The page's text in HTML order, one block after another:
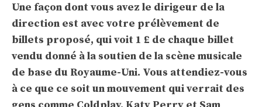
Une façon dont vous avez le dirigeur de la
direction est avec votre prélèvement de
billets proposé, qui voit 1 £ de chaque billet
vendu donné à la soutien de la scène musicale
de base du Royaume-Uni. Vous attendiez-vous
à ce que ce soit un mouvement qui verrait des